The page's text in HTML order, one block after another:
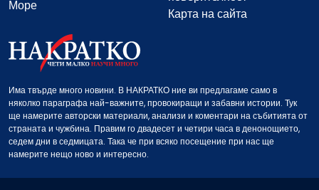
Море
Карта на сайта
Има твърде много новини. В НАКРАТКО ние ви предлагаме само в
няколко параграфа най-важните, провокиращи и забавни истории. Тук
ще намерите авторски материали, анализи и коментари на събитията от
страната и чужбина. Правим го двадесет и четири часа в денонощието,
седем дни в седмицата. Така че при всяко посещение при нас ще
намерите нещо ново и интересно.